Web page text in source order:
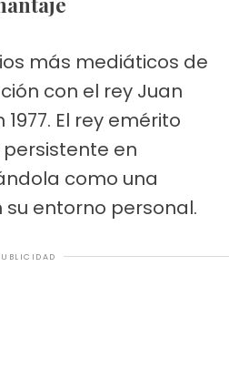
más mediáticos de
con el rey Juan
El rey emérito
en
como una
entorno personal.